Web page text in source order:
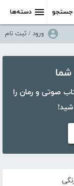
دسته‌ها جستجو
ورود / ثبت نام
بیش از ۵۰،۰۰۰ کتاب، کتاب صوتی و رمان را